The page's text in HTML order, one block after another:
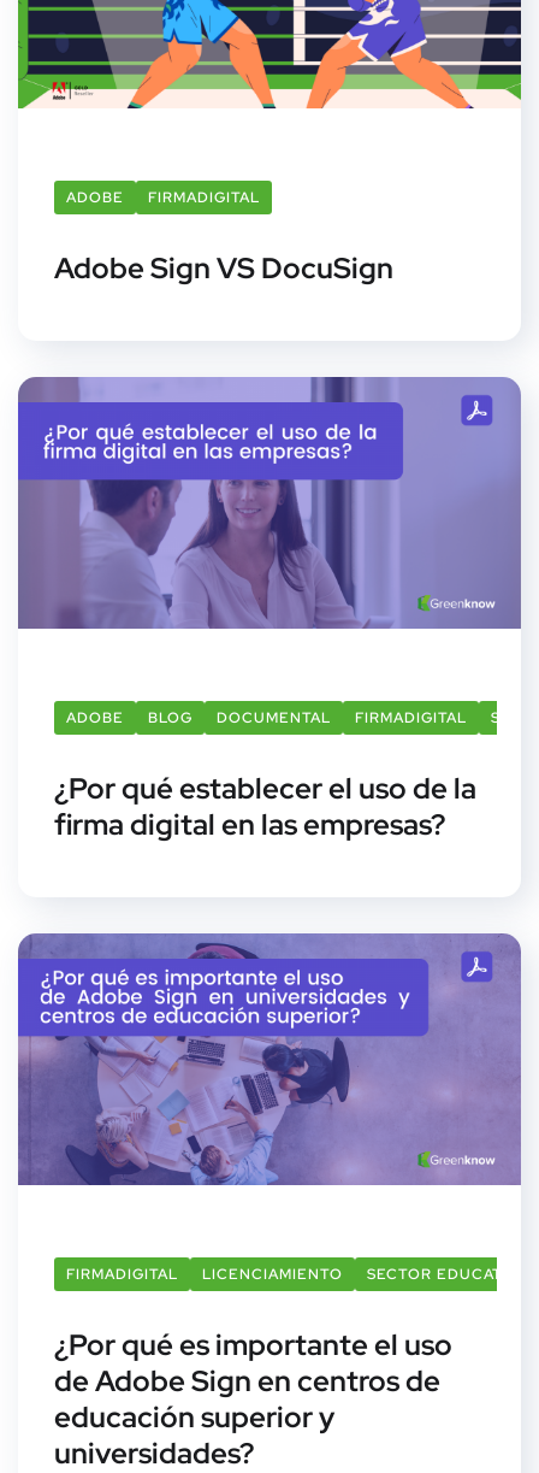
ADOBE FIRMADIGITAL
Adobe Sign VS DocuSign
ADOBE BLOG DOCUMENTAL FIRMADIGITAL SIGN
¿Por qué establecer el uso de la
firma digital en las empresas?
FIRMADIGITAL LICENCIAMIENTO SECTOR EDUCATIVO
¿Por qué es importante el uso
de Adobe Sign en centros de
educación superior y
universidades?